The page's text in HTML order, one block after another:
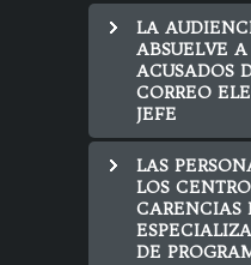
LA
ABSUELVE
ACUSADOS
CORREO
JEFE
LAS
LOS
CARENCIAS
DE